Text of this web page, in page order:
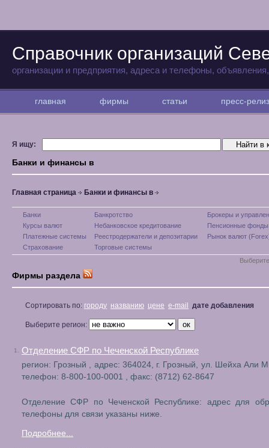
Справочник организаций
организации и предприятия, адреса и телефоны,
главная фирмы статьи пресс-
Я ищу:
Банки и финансы в
Главная страница Банки и финансы в
Банки Банкротство
Брокеры и
Курсы валют
Небанковское кредитование
Пенсионные фонды
Платежные системы
Реестродержатели и депозитарии
Рынок валют
Страхование
Торговые системы
Фирмы раздела
Сортировать по: городу названию цене e-mail дате добавления
Выберите регион:
1. Отделение СФР по Чеченской Республике
регион: Грозный , адрес: 364024, г. Грозный, ул. Шейха Али
телефон: 8-800-100-0001 , факс: (8712) 62-8647
Отделение СФР по Чеченской Республике: адрес для
телефоны для связи указаны ниже.
Подробнее...